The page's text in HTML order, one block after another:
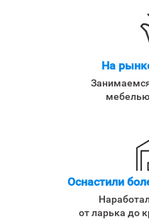
На
мебелью
Оснастили
от ларька до